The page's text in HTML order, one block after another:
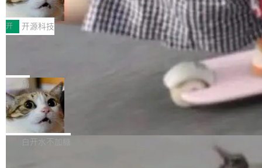
变体：Switchable...
那个创业公司。不同的是，这次它构建在 Cloudf
lare Workers 上——我花了九年时间搭建的平台
——并且深度集成了 AI。这基本上是我十年秘密
数据库，按名称寻址，复制到你自己的 S3 兼容
存储库里。节点之间只通过这个存储库协调——
没有控制平面，没有共识协议。每个对象自带一
个小型数据库，应用天然按分片构建，单个数据
库的竞争和爆炸半径问题在设计层面就被消除
了。 闲置的 cell 会休眠到几乎不占资源。当 cel
l 迁移或唤醒时，新宿主从 S3 恢复 SQLite 数据
库继续执行。存储库是持久化的唯一真相...
性能、流畅双第一，三星Galaxy Z系列
新折叠缺席
2026年7月的手机市场，由于存储等硬件成本暴
增，手机厂商的日子也不好过啊，新机速度明显
放缓，因此硝烟味淡了许多。新机参数规格除开
高价的三星折叠（三星Galaxy Z Fold8 Ultra / Z
Fold8 / Z Flip8）外，其余要么是中低端机器，
例如iQOO Z11i、REDMI Note 17、REDMI No
te 17 Pro、OPPO K15，要么是vivo X300 E这
样的次旗舰。 Galaxy Z Fold8 Ultra / Z Fold8 /
Z Flip8三款折叠屏新机均在7月22日发布，且全
部搭载骁龙8 Elite Gen5 for Galaxy，它们本该
开 开源科技
Zed 编辑器团队发布了新项目——DeltaDB，一
个在 git commit 之间记录每一次编辑操作的版
本控制系统。目前处于 Early Access 阶段。 De
ltaDB 的核心思路直接写在 landing page 最显
眼的位置：「Software is made between com
mits」——软件是在 commit 之间写出来的。git
局
SpaceXAI 单季资本开支达 183 亿美元
根据风险投资人Tomer Tunguz 博客（VC 分
析）披露的最新分析与第二季度业绩报告，Spac
白开水不加糖